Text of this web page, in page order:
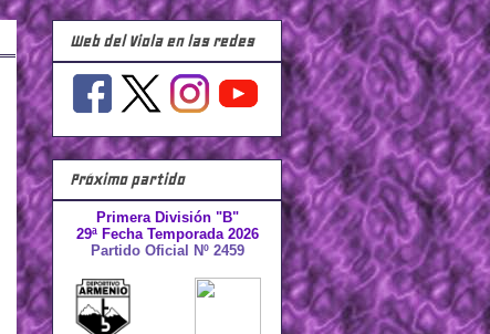
Web del Viola en las redes
Próximo partido
Primera División "B"
29ª Fecha Temporada 2026
Partido Oficial Nº 2459